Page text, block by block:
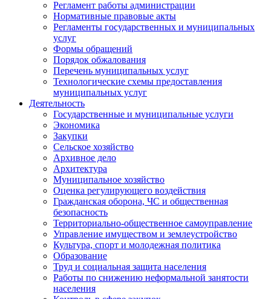
Регламент работы администрации
Нормативные правовые акты
Регламенты государственных и муниципальных
услуг
Формы обращений
Порядок обжалования
Перечень муниципальных услуг
Технологические схемы предоставления
муниципальных услуг
Деятельность
Государственные и муниципальные услуги
Экономика
Закупки
Сельское хозяйство
Архивное дело
Архитектура
Муниципальное хозяйство
Оценка регулирующего воздействия
Гражданская оборона, ЧС и общественная
безопасность
Территориально-общественное самоуправление
Управление имуществом и землеустройство
Культура, спорт и молодежная политика
Образование
Труд и социальная защита населения
Работы по снижению неформальной занятости
населения